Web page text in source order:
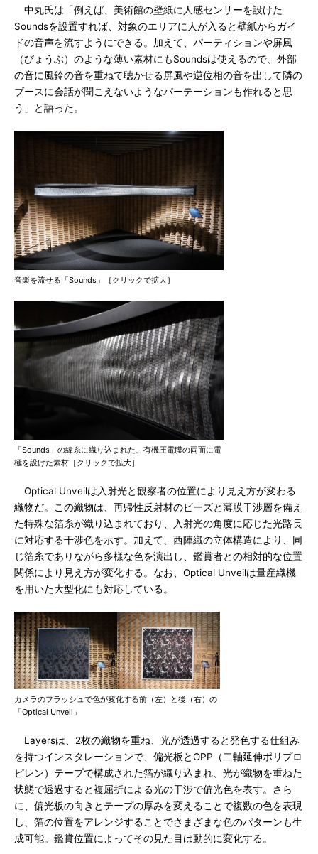
中丸氏は「例えば、美術館の壁紙に人感センサーを設けた
Soundsを設置すれば、対象のエリアに人が入ると壁紙からガイ
ドの音声を流すようにできる。加えて、パーティションや屏風
（びょうぶ）のような薄い素材にもSoundsは使えるので、外部
の音に風鈴の音を重ねて聴かせる屏風や逆位相の音を出して隣の
ブースに会話が聞こえないようなパーテーションも作れると思
う」と語った。
音楽を流せる「Sounds」［クリックで拡大］
「Sounds」の緯糸に織り込まれた、有機圧電膜の両面に電
極を設けた素材［クリックで拡大］
Optical Unveilは入射光と観察者の位置により見え方が変わる
織物だ。この織物は、再帰性反射材のビーズと薄膜干渉層を備え
た特殊な箔糸が織り込まれており、入射光の角度に応じた光路長
に対応する干渉色を示す。加えて、西陣織の立体構造により、同
じ箔糸でありながら多様な色を演出し、鑑賞者との相対的な位置
関係により見え方が変化する。なお、Optical Unveilは量産織機
を用いた大型化にも対応している。
カメラのフラッシュで色が変化する前（左）と後（右）の
「Optical Unveil」
Layersは、2枚の織物を重ね、光が透過すると発色する仕組み
を持つインスタレーションで、偏光板とOPP（二軸延伸ポリプロ
ピレン）テープで構成された箔が織り込まれ、光が織物を重ねた
状態で透過すると複屈折による光の干渉で偏光色を表す。さら
に、偏光板の向きとテープの厚みを変えることで複数の色を表現
し、箔の位置をアレンジすることでさまざまな色のパターンも生
成可能。鑑賞位置によってその見た目は動的に変化する。